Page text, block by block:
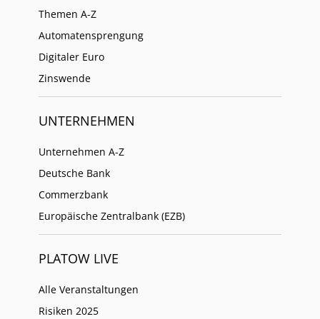
Themen A-Z
Automatensprengung
Digitaler Euro
Zinswende
UNTERNEHMEN
Unternehmen A-Z
Deutsche Bank
Commerzbank
Europäische Zentralbank (EZB)
PLATOW LIVE
Alle Veranstaltungen
Risiken 2025